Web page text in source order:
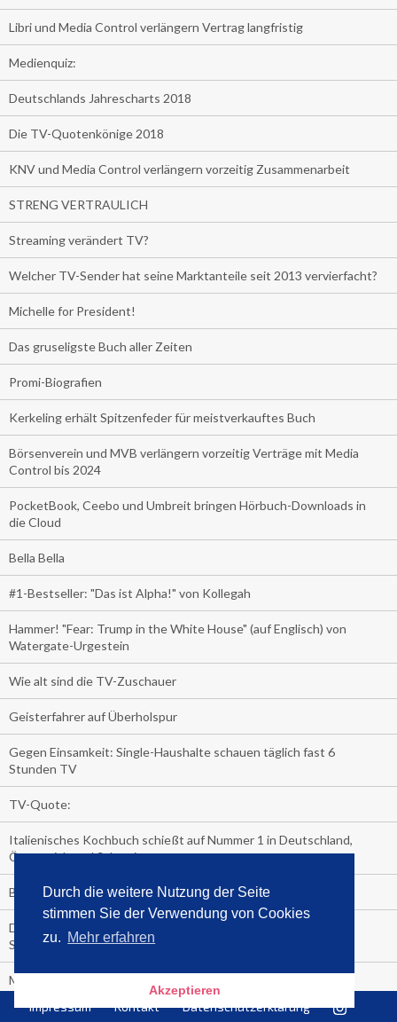
Durch die weitere Nutzung der Seite
stimmen Sie der Verwendung von Cookies
zu. Mehr erfahren
Akzeptieren
Libri und Media Control verlängern Vertrag langfristig
Medienquiz:
Deutschlands Jahrescharts 2018
Die TV-Quotenkönige 2018
KNV und Media Control verlängern vorzeitig Zusammenarbeit
STRENG VERTRAULICH
Streaming verändert TV?
Welcher TV-Sender hat seine Marktanteile seit 2013 vervierfacht?
Michelle for President!
Das gruseligste Buch aller Zeiten
Promi-Biografien
Kerkeling erhält Spitzenfeder für meistverkauftes Buch
Börsenverein und MVB verlängern vorzeitig Verträge mit Media
Control bis 2024
PocketBook, Ceebo und Umbreit bringen Hörbuch-Downloads in
die Cloud
Bella Bella
#1-Bestseller: "Das ist Alpha!" von Kollegah
Hammer! "Fear: Trump in the White House" (auf Englisch) von
Watergate-Urgestein
Wie alt sind die TV-Zuschauer
Geisterfahrer auf Überholspur
Gegen Einsamkeit: Single-Haushalte schauen täglich fast 6
Stunden TV
TV-Quote:
Italienisches Kochbuch schießt auf Nummer 1 in Deutschland,
Österreich und Schweiz
Blick in die Garage der TV-Dauerglotzer
Die Deutschen investieren, während die Österreicher und
Schweizer noch nachdenken, wie sie reich werden.
Meistverkaufte Blu-ray im zweiten Quartal – Doppelspitze für
Impressum Kontakt Datenschutzerklärung